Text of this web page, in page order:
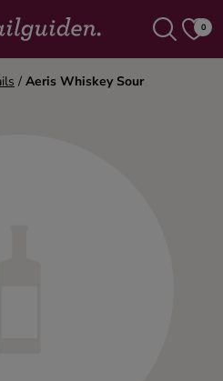
0
/ Aeris Whiskey Sour